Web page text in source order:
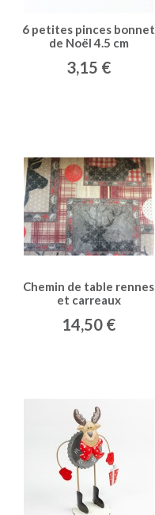
6 petites pinces bonnet
de Noël 4.5 cm
3,15 €
Chemin de table rennes
et carreaux
14,50 €